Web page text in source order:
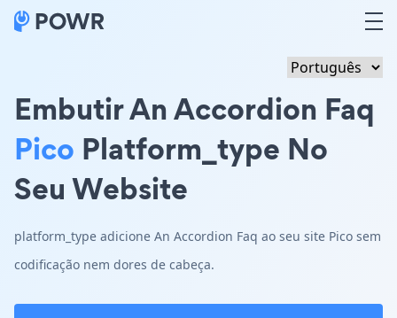
Embutir An Accordion Faq
Pico Platform_type No
Seu Website
platform_type adicione An Accordion Faq ao seu site Pico sem
codificação nem dores de cabeça.